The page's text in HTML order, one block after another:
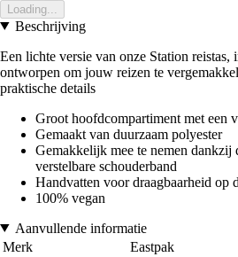
Loading...
Beschrijving
Een lichte versie van onze Station reistas,
ontworpen om jouw reizen te
praktische details
Groot hoofdcompartiment met een
Gemaakt van duurzaam polyester
Gemakkelijk mee te nemen dankzij
verstelbare schouderband
Handvatten voor draagbaarheid op
100% vegan
Aanvullende informatie
Merk
Eastpak